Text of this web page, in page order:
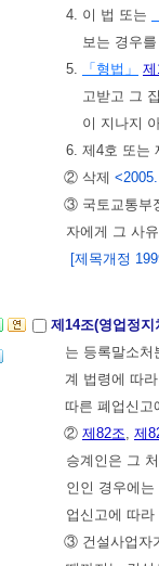
4. 이 법 또는
보는 경우
5.
「형법」
고받고 그
이 지나지
6. 제4호 또는
② 삭제
③ 국토교통부
자에게 그 사
[제목개정
제14조(영업정
는 등록말소
계 법령에 따
따른 폐업신
② 제82조 제
승계인은 그
인인 경우에
업신고에 따
③ 건설사업자